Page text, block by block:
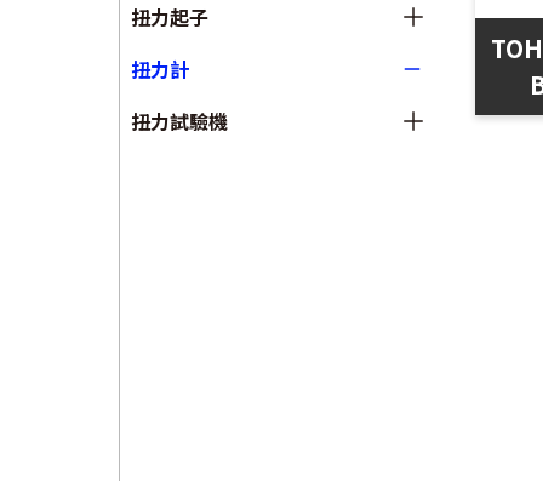
扭力起子
扭力計
扭力試驗機